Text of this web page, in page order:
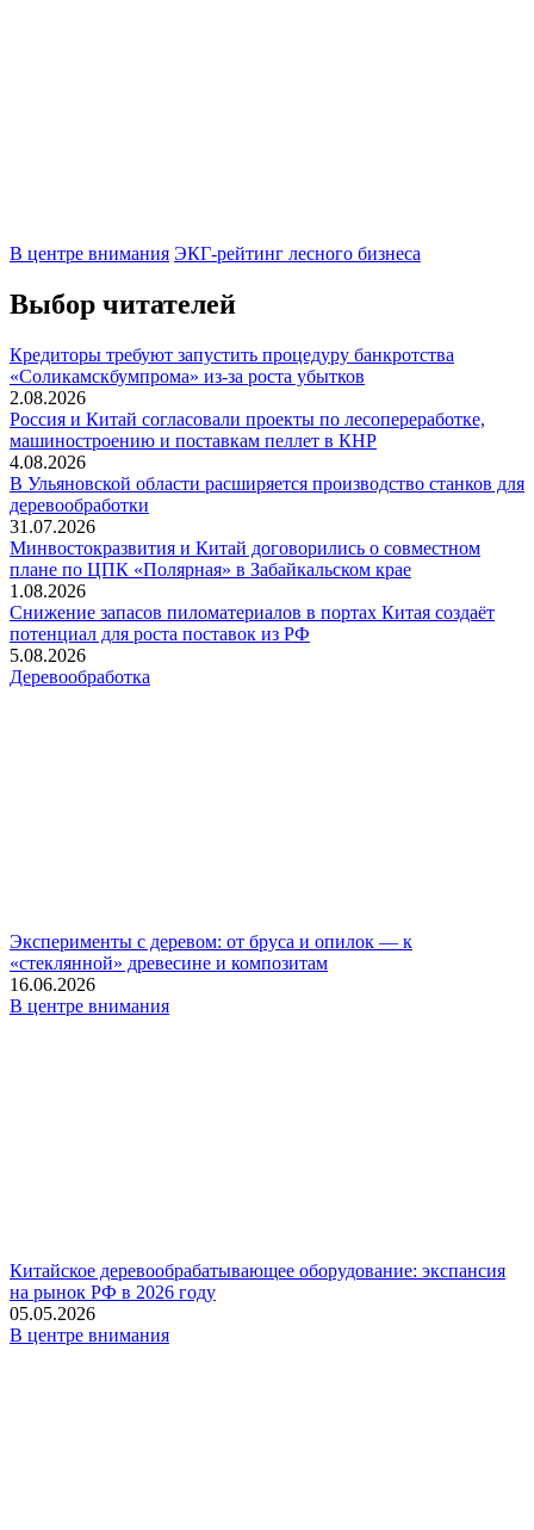
В центре внимания ЭКГ-рейтинг лесного бизнеса
Выбор читателей
Кредиторы требуют запустить процедуру банкротства
«Соликамскбумпрома» из-за роста убытков
2.08.2026
Россия и Китай согласовали проекты по лесопереработке,
машиностроению и поставкам пеллет в КНР
4.08.2026
В Ульяновской области расширяется производство станков для
деревообработки
31.07.2026
Минвостокразвития и Китай договорились о совместном
плане по ЦПК «Полярная» в Забайкальском крае
1.08.2026
Снижение запасов пиломатериалов в портах Китая создаёт
потенциал для роста поставок из РФ
5.08.2026
Деревообработка
Эксперименты с деревом: от бруса и опилок — к
«стеклянной» древесине и композитам
16.06.2026
В центре внимания
Китайское деревообрабатывающее оборудование: экспансия
на рынок РФ в 2026 году
05.05.2026
В центре внимания